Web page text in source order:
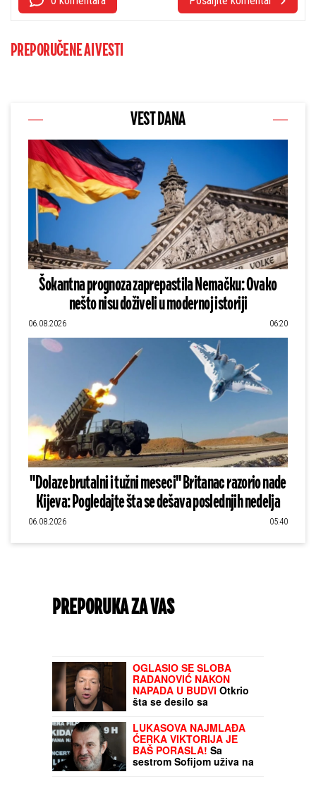
PREPORUČENE AI VESTI
VEST DANA
Šokantna prognoza zaprepastila Nemačku: Ovako
nešto nisu doživeli u modernoj istoriji
06.08.2026 06:20
"Dolaze brutalni i tužni meseci" Britanac razorio nade
Kijeva: Pogledajte šta se dešava poslednjih nedelja
06.08.2026 05:40
PREPORUKA ZA VAS